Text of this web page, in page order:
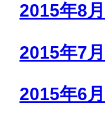
2015年8月
2015年7月
2015年6月